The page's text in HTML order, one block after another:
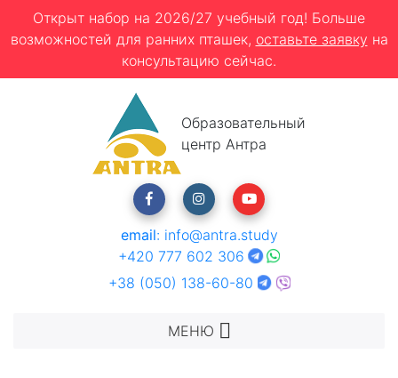
Открыт набор на 2026/27 учебный год! Больше
возможностей для ранних пташек, оставьте заявку на
консультацию сейчас.
Образовательный
центр Антра
email: info@antra.study
+420 777 602 306
+38 (050) 138-60-80
МЕНЮ